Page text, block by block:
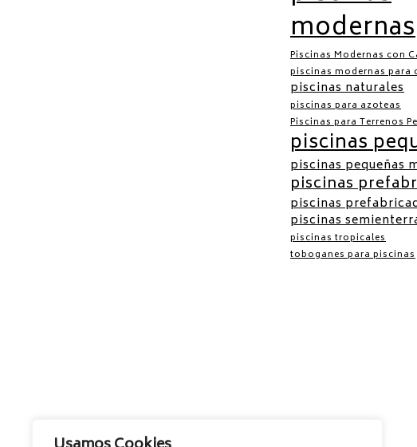
modernas
Piscinas Modernas con
piscinas modernas para
piscinas naturales
piscinas para azoteas
Piscinas para Terrenos
piscinas
piscinas pequeñas
piscinas
piscinas
piscinas
piscinas tropicales
toboganes para piscinas